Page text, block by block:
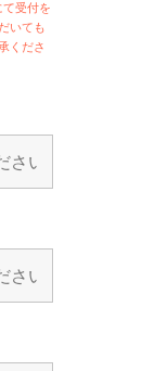
受付を
いても
くださ